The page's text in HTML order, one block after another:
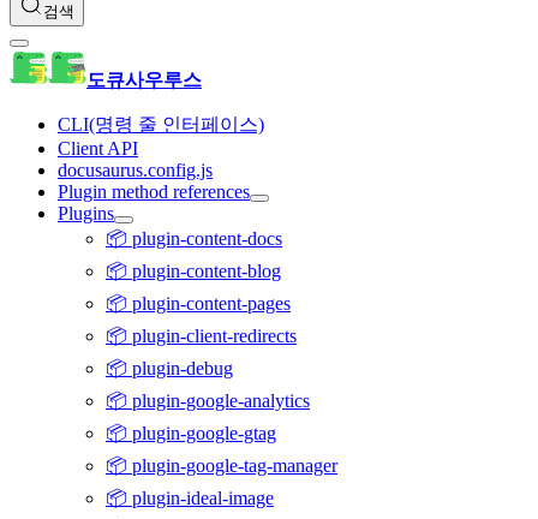
검색
도큐사우루스
CLI(명령 줄 인터페이스)
Client API
docusaurus.config.js
Plugin method references
Plugins
📦 plugin-content-docs
📦 plugin-content-blog
📦 plugin-content-pages
📦 plugin-client-redirects
📦 plugin-debug
📦 plugin-google-analytics
📦 plugin-google-gtag
📦 plugin-google-tag-manager
📦 plugin-ideal-image